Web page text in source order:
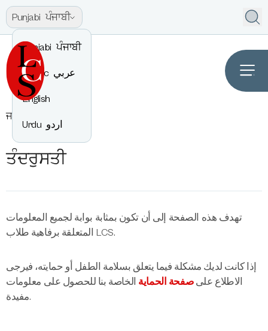
Punjabi ਪੰਜਾਬੀ
Punjabi ਪੰਜਾਬੀ
Arabic عربي
English
Urdu اردو
ਜਾਣਕਾਰੀ
ਤੰਦਰੁਸਤੀ
تهدف هذه الصفحة إلى أن تكون بمثابة بوابة لجميع المعلومات
المتعلقة برفاهية طلاب LCS.
إذا كانت لديك مشكلة فيما يتعلق بسلامة الطفل أو حمايته، فيرجى
الاطلاع علىصفحة الحماية الخاصة بنا للحصول على معلومات
مفيدة.